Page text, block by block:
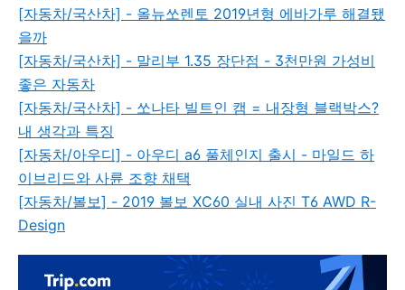
[자동차/국산차] - 올뉴쏘렌토 2019년형 에바가루 해결됐
을까
[자동차/국산차] - 말리부 1.35 장단점 - 3천만원 가성비
좋은 자동차
[자동차/국산차] - 쏘나타 빌트인 캠 = 내장형 블랙박스?
내 생각과 특징
[자동차/아우디] - 아우디 a6 풀체인지 출시 - 마일드 하
이브리드와 사륜 조향 채택
[자동차/볼보] - 2019 볼보 XC60 실내 사진 T6 AWD R-
Design